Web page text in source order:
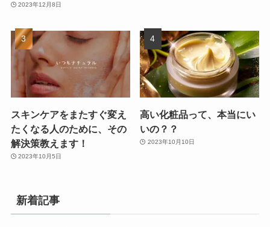
2023年12月8日
スキンケアをまたすぐ変え
たくなる人のために、その
解決策教えます！
2023年10月5日
高い化粧品って、本当にい
いの？？
2023年10月10日
新着記事